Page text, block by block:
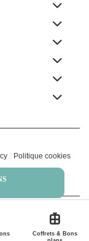
Coffrets & Bons
Politique cookies